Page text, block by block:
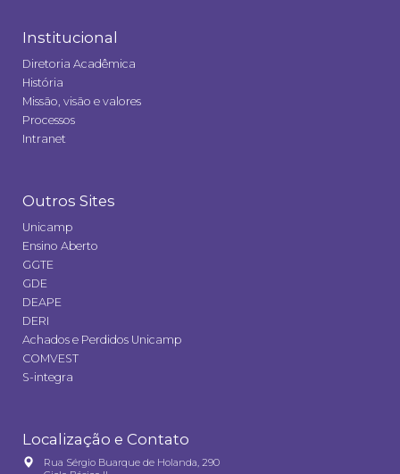
Institucional
Diretoria Acadêmica
História
Missão, visão e valores
Processos
Intranet
Outros Sites
Unicamp
Ensino Aberto
GGTE
GDE
DEAPE
DERI
Achados e Perdidos Unicamp
COMVEST
S-integra
Localização e Contato
Rua Sérgio Buarque de Holanda, 290